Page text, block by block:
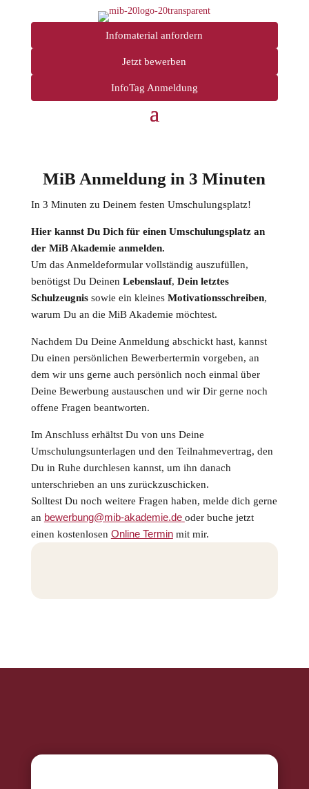
Infomaterial anfordern
Jetzt bewerben
InfoTag Anmeldung
MiB Anmeldung in 3 Minuten
In 3 Minuten zu Deinem festen Umschulungsplatz!
Hier kannst Du Dich für einen Umschulungsplatz an
der MiB Akademie anmelden.
Um das Anmeldeformular vollständig auszufüllen,
benötigst Du Deinen Lebenslauf, Dein letztes
Schulzeugnis sowie ein kleines Motivationsschreiben,
warum Du an die MiB Akademie möchtest.
Nachdem Du Deine Anmeldung abschickt hast, kannst
Du einen persönlichen Bewerbertermin vorgeben, an
dem wir uns gerne auch persönlich noch einmal über
Deine Bewerbung austauschen und wir Dir gerne noch
offene Fragen beantworten.
Im Anschluss erhältst Du von uns Deine
Umschulungsunterlagen und den Teilnahmevertrag, den
Du in Ruhe durchlesen kannst, um ihn danach
unterschrieben an uns zurückzuschicken.
Solltest Du noch weitere Fragen haben, melde dich gerne
an bewerbung@mib-akademie.de oder buche jetzt
einen kostenlosen Online Termin mit mir.